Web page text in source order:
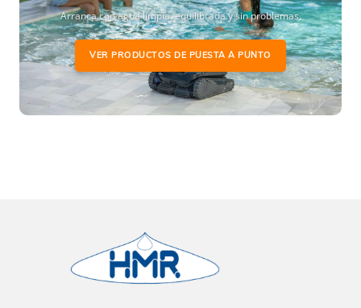
Arranca con agua limpia, equilibrada y sin problemas.
VER PRODUCTOS DE PUESTA A PUNTO